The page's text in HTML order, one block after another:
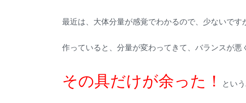
最近は、大体分量が感覚でわかるので、少ないです
作っていると、分量が変わってきて、バランスが悪
その具だけが余った！ とい